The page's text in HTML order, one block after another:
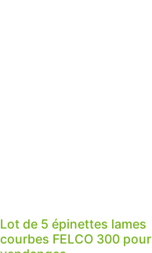
Lot de 5 épinettes lames
courbes FELCO 300 pour